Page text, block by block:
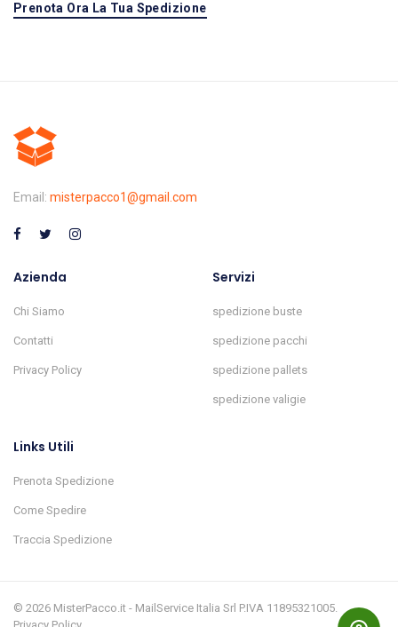
Prenota Ora La Tua Spedizione
Email: misterpacco1@gmail.com
Azienda
Chi Siamo
Contatti
Privacy Policy
Servizi
spedizione buste
spedizione pacchi
spedizione pallets
spedizione valigie
Links Utili
Prenota Spedizione
Come Spedire
Traccia Spedizione
© 2026 MisterPacco.it - MailService Italia Srl P.IVA 11895321005.